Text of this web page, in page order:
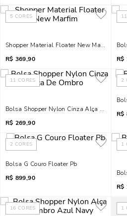
5 CORES
Shopper Material Floater New Marfim
R$ 369,90
11
R$
11 CORES
Bolsa Shopper Nylon Cinza Alça De Ombro
R$ 269,90
2
R$
2 CORES
Bolsa G Couro Floater Pb
R$ 899,90
1
R$
16 CORES 1